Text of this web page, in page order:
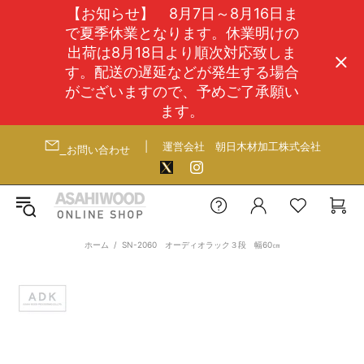
【お知らせ】 8月7日～8月16日ま
で夏季休業となります。休業明けの
出荷は8月18日より順次対応致しま
す。配送の遅延などが発生する場合
がございますので、予めご了承願い
ます。
お問い合わせ 運営会社 朝日木材加工株式会社
ホーム SN-2060 オーディオラック３段 幅60㎝